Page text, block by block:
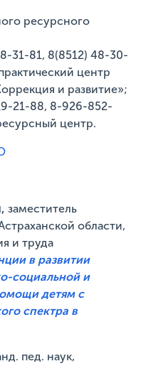
ресурсного
31-81, 8(8512) 48-30-
центр
и развитие»;
21-88, 8-926-852-
центр.
заместитель
области,
и труда
в развитии
социальной и
детям с
спектра в
пед. наук,